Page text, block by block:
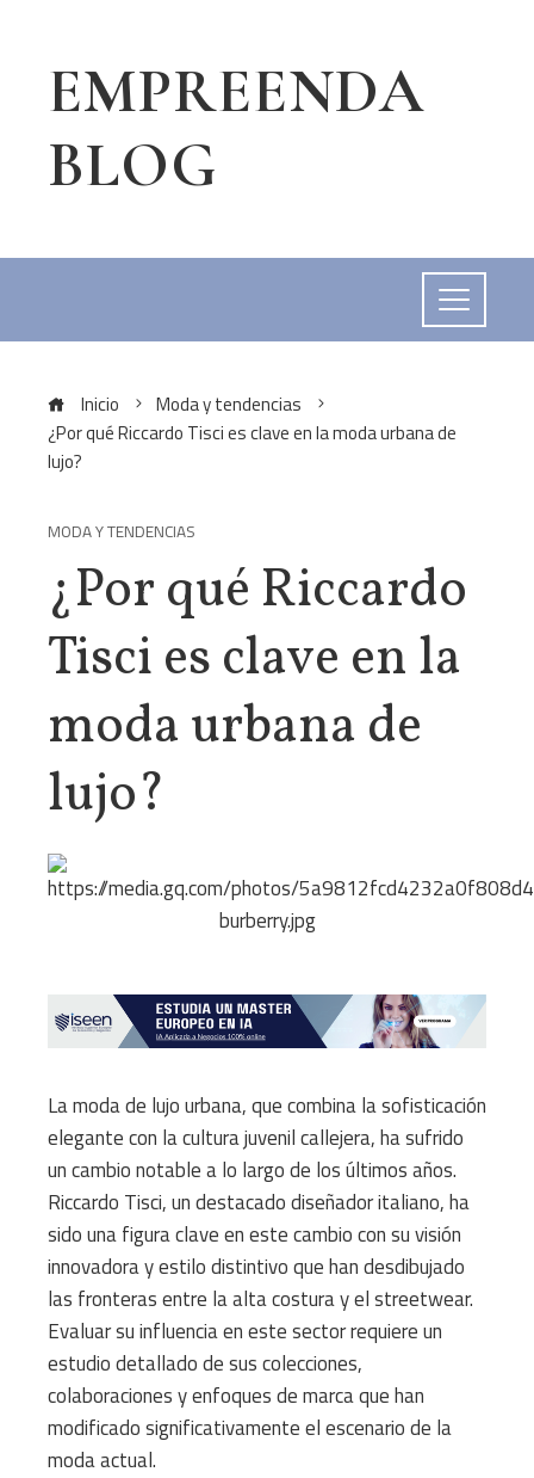
EMPREENDA
BLOG
Inicio
Moda y tendencias
¿Por qué Riccardo Tisci es clave en la moda urbana de
lujo?
MODA Y TENDENCIAS
¿Por qué Riccardo
Tisci es clave en la
moda urbana de
lujo?
La moda de lujo urbana, que combina la sofisticación
elegante con la cultura juvenil callejera, ha sufrido
un cambio notable a lo largo de los últimos años.
Riccardo Tisci, un destacado diseñador italiano, ha
sido una figura clave en este cambio con su visión
innovadora y estilo distintivo que han desdibujado
las fronteras entre la alta costura y el streetwear.
Evaluar su influencia en este sector requiere un
estudio detallado de sus colecciones,
colaboraciones y enfoques de marca que han
modificado significativamente el escenario de la
moda actual.